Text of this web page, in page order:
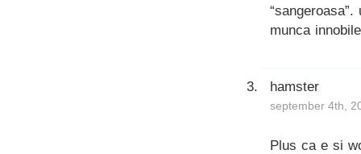
munca
hamster
september 4th,
Plus ca e si